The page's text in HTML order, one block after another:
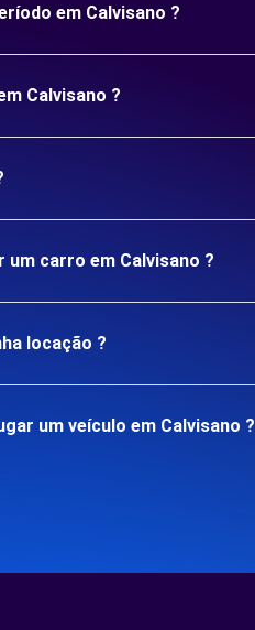
em Calvisano ?
Calvisano ?
um carro em Calvisano ?
locação ?
um veículo em Calvisano ?